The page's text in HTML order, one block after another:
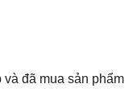
đã mua sản phẩm